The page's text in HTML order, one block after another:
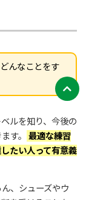
んなことをす
ルを知り、今後の
す。
最適な練習
たい人って有意義
、シューズやウ